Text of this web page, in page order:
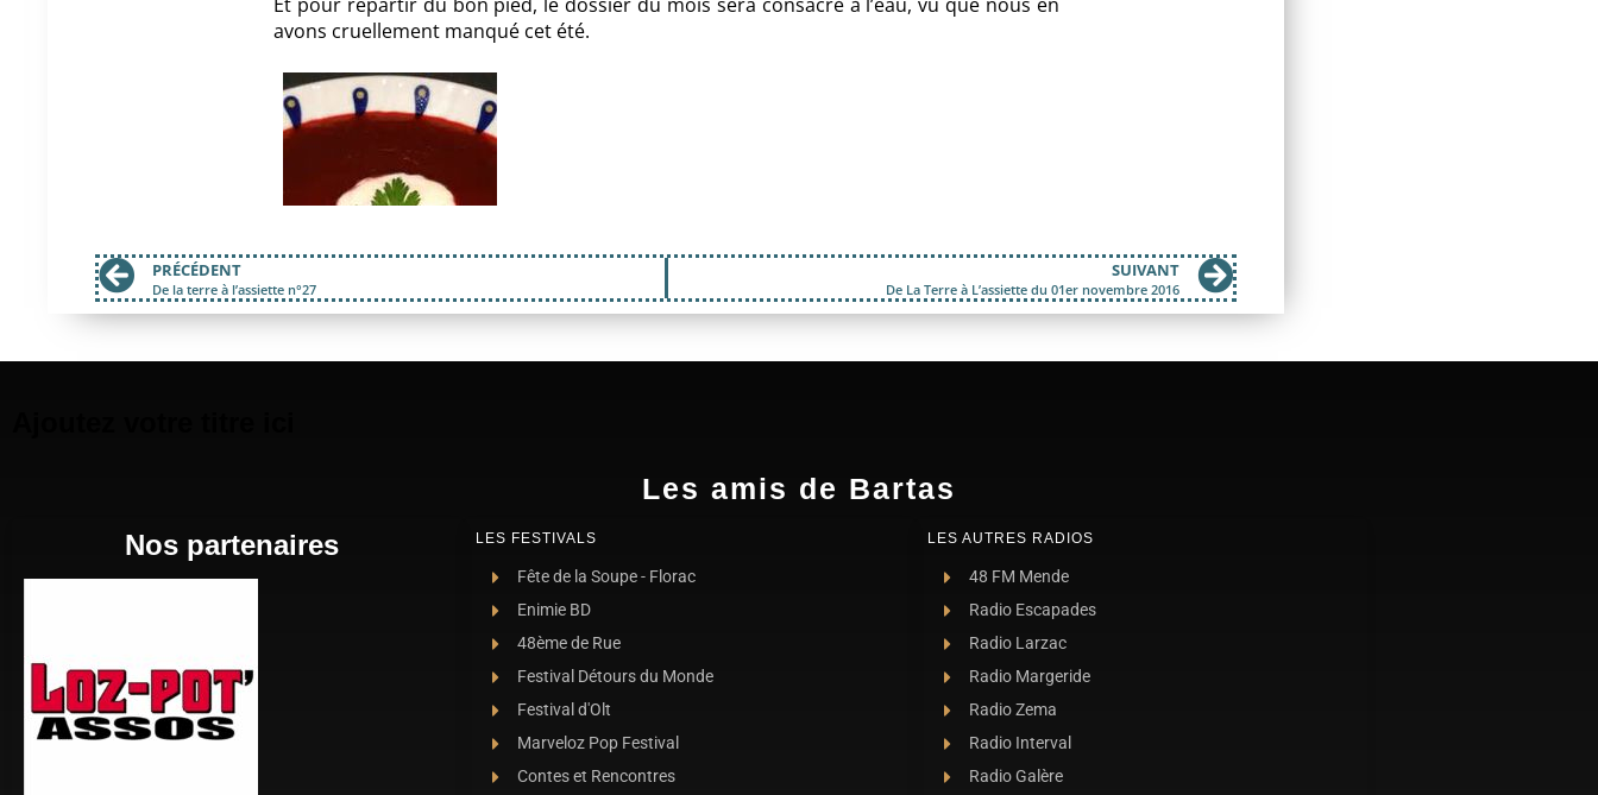
avons cruellement manqué cet été.
PRÉCÉDENT
De la terre à l’assiette n°27
SUIVANT
De La Terre à L’assiette du 01er novembre 2016
Les amis de Bartas
Nos partenaires LES FESTIVALS
Fête de la Soupe - Florac
Enimie BD
48ème de Rue
Festival Détours du Monde
Festival d'Olt
Marveloz Pop Festival
Contes et Rencontres
LES AUTRES RADIOS
48 FM Mende
Radio Escapades
Radio Larzac
Radio Margeride
Radio Zema
Radio Interval
Radio Galère